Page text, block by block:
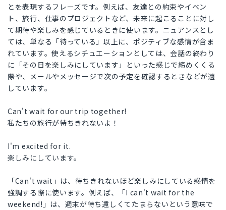
とを表現するフレーズです。例えば、友達との約束やイベン
ト、旅行、仕事のプロジェクトなど、未来に起こることに対し
て期待や楽しみを感じているときに使います。ニュアンスとし
ては、単なる「待っている」以上に、ポジティブな感情が含ま
れています。使えるシチュエーションとしては、会話の終わり
に「その日を楽しみにしています」といった感じで締めくくる
際や、メールやメッセージで次の予定を確認するときなどが適
しています。
Can't wait for our trip together!
私たちの旅行が待ちきれないよ！
I'm excited for it.
楽しみにしています。
「Can't wait」は、待ちきれないほど楽しみにしている感情を
強調する際に使います。例えば、「I can't wait for the
weekend!」は、週末が待ち遠しくてたまらないという意味で